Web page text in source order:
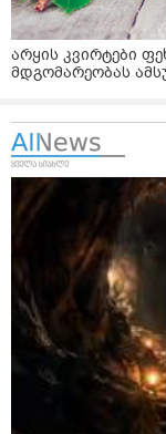
არყის კვირტები
მდგომარეობას